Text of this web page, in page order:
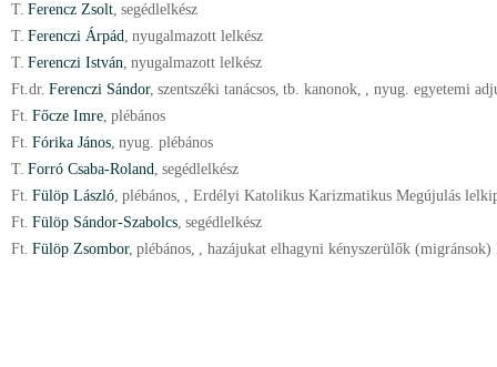
T. Ferencz Zsolt, segédlelkész
T. Ferenczi Árpád, nyugalmazott lelkész
T. Ferenczi István, nyugalmazott lelkész
Ft.dr. Ferenczi Sándor, szentszéki tanácsos, tb. kanonok, , nyug. egyetemi
Ft. Főcze Imre, plébános
Ft. Fórika János, nyug. plébános
T. Forró Csaba-Roland, segédlelkész
Ft. Fülöp László, plébános, , Erdélyi Katolikus Karizmatikus Megújulás
Ft. Fülöp Sándor-Szabolcs, segédlelkész
Ft. Fülöp Zsombor, plébános, , hazájukat elhagyni kényszerülők